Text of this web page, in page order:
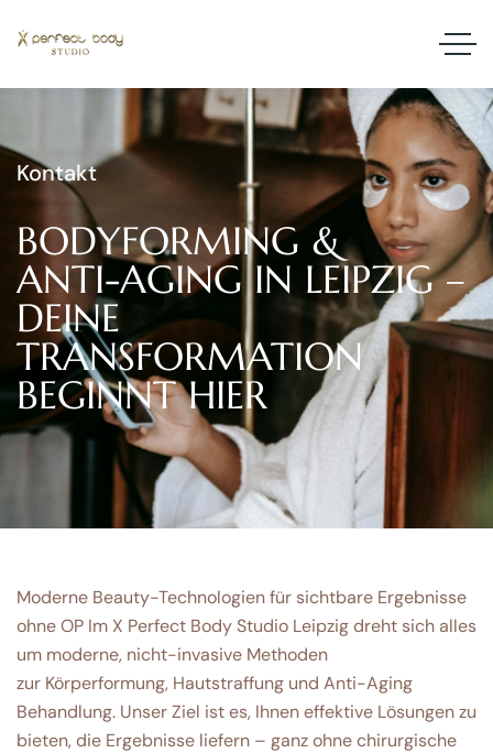
Kontakt
BODYFORMING &
ANTI-AGING IN LEIPZIG –
DEINE
TRANSFORMATION
BEGINNT HIER
Moderne Beauty-Technologien für sichtbare Ergebnisse
ohne OP Im X Perfect Body Studio Leipzig dreht sich alles
um moderne, nicht-invasive Methoden
zur Körperformung, Hautstraffung und Anti-Aging
Behandlung. Unser Ziel ist es, Ihnen effektive Lösungen zu
bieten, die Ergebnisse liefern – ganz ohne chirurgische